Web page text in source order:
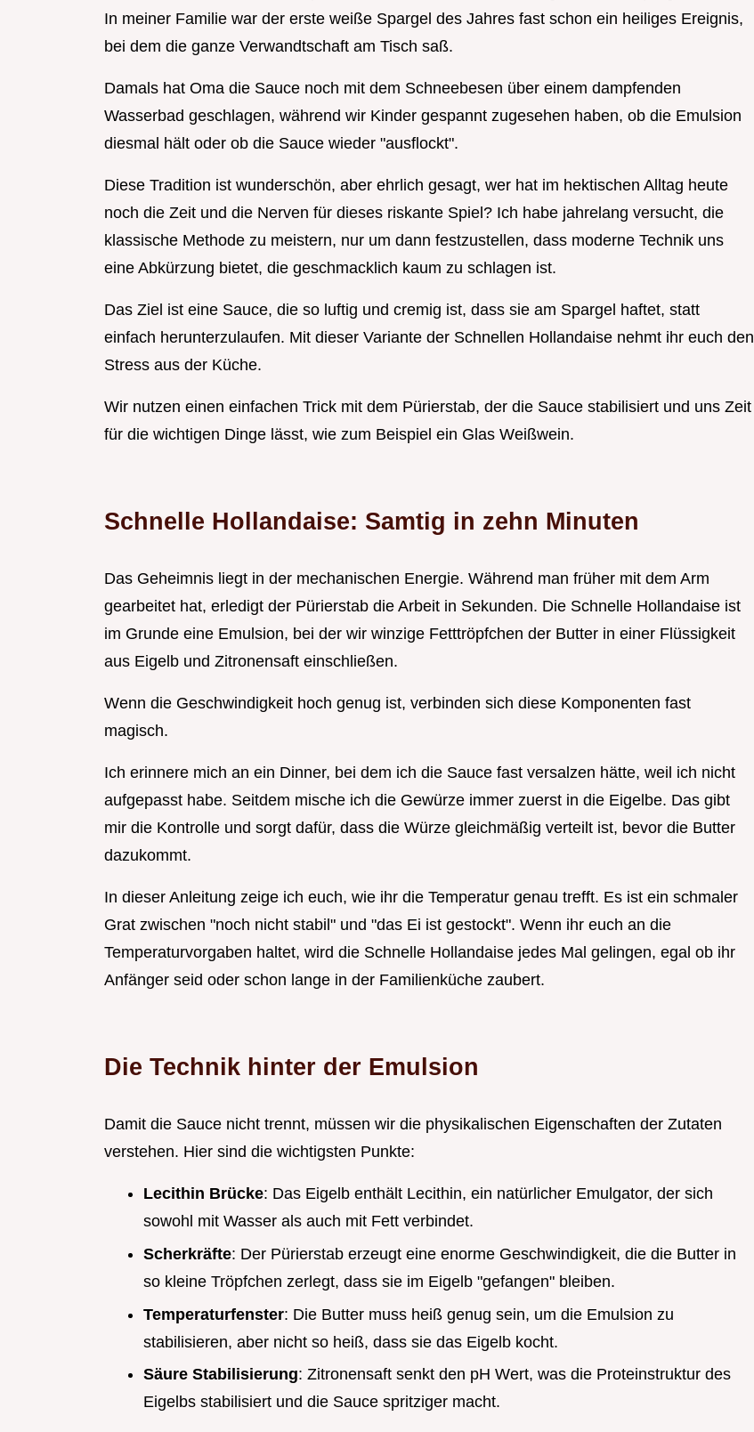
In meiner Familie war der erste weiße Spargel des Jahres fast schon ein heiliges Ereignis,
bei dem die ganze Verwandtschaft am Tisch saß.
Damals hat Oma die Sauce noch mit dem Schneebesen über einem dampfenden
Wasserbad geschlagen, während wir Kinder gespannt zugesehen haben, ob die Emulsion
diesmal hält oder ob die Sauce wieder "ausflockt".
Diese Tradition ist wunderschön, aber ehrlich gesagt, wer hat im hektischen Alltag heute
noch die Zeit und die Nerven für dieses riskante Spiel? Ich habe jahrelang versucht, die
klassische Methode zu meistern, nur um dann festzustellen, dass moderne Technik uns
eine Abkürzung bietet, die geschmacklich kaum zu schlagen ist.
Das Ziel ist eine Sauce, die so luftig und cremig ist, dass sie am Spargel haftet, statt
einfach herunterzulaufen. Mit dieser Variante der Schnellen Hollandaise nehmt ihr euch den
Stress aus der Küche.
Wir nutzen einen einfachen Trick mit dem Pürierstab, der die Sauce stabilisiert und uns Zeit
für die wichtigen Dinge lässt, wie zum Beispiel ein Glas Weißwein.
Schnelle Hollandaise: Samtig in zehn Minuten
Das Geheimnis liegt in der mechanischen Energie. Während man früher mit dem Arm
gearbeitet hat, erledigt der Pürierstab die Arbeit in Sekunden. Die Schnelle Hollandaise ist
im Grunde eine Emulsion, bei der wir winzige Fetttröpfchen der Butter in einer Flüssigkeit
aus Eigelb und Zitronensaft einschließen.
Wenn die Geschwindigkeit hoch genug ist, verbinden sich diese Komponenten fast
magisch.
Ich erinnere mich an ein Dinner, bei dem ich die Sauce fast versalzen hätte, weil ich nicht
aufgepasst habe. Seitdem mische ich die Gewürze immer zuerst in die Eigelbe. Das gibt
mir die Kontrolle und sorgt dafür, dass die Würze gleichmäßig verteilt ist, bevor die Butter
dazukommt.
In dieser Anleitung zeige ich euch, wie ihr die Temperatur genau trefft. Es ist ein schmaler
Grat zwischen "noch nicht stabil" und "das Ei ist gestockt". Wenn ihr euch an die
Temperaturvorgaben haltet, wird die Schnelle Hollandaise jedes Mal gelingen, egal ob ihr
Anfänger seid oder schon lange in der Familienküche zaubert.
Die Technik hinter der Emulsion
Damit die Sauce nicht trennt, müssen wir die physikalischen Eigenschaften der Zutaten
verstehen. Hier sind die wichtigsten Punkte:
Lecithin Brücke: Das Eigelb enthält Lecithin, ein natürlicher Emulgator, der sich
sowohl mit Wasser als auch mit Fett verbindet.
Scherkräfte: Der Pürierstab erzeugt eine enorme Geschwindigkeit, die die Butter in
so kleine Tröpfchen zerlegt, dass sie im Eigelb "gefangen" bleiben.
Temperaturfenster: Die Butter muss heiß genug sein, um die Emulsion zu
stabilisieren, aber nicht so heiß, dass sie das Eigelb kocht.
Säure Stabilisierung: Zitronensaft senkt den pH Wert, was die Proteinstruktur des
Eigelbs stabilisiert und die Sauce spritziger macht.